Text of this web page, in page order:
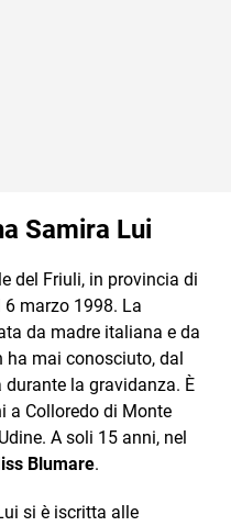
Samira Lui
del Friuli, in provincia di
6 marzo 1998. La
da madre italiana e da
ha mai conosciuto, dal
durante la gravidanza. È
a Colloredo di Monte
A soli 15 anni, nel
Blumare.
si è iscritta alle